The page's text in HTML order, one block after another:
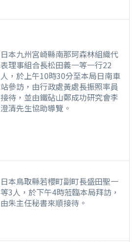
日本九州宮崎縣南那珂森林組織代
表理事組合長松田義一等一行22
人，於上午10時30分至本局日南車
站參訪，由行政處黃處長振照率員
接待，並由鐵砧山鄭成功研究會李
澄清先生協助導覽。
日本鳥取縣若櫻町副町長盛田聖一
等3人，於下午4時蒞臨本局拜訪，
由朱主任秘書來順接待。